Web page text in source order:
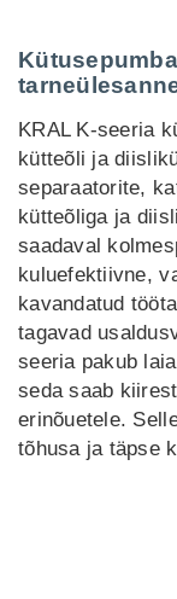
KRAL K-seeria
kütteõli ja
separaatorite,
kütteõliga ja
saadaval
kuluefektiivne,
kavandatud
tagavad
seeria pakub
seda saab
erinõuetele.
tõhusa ja täpse